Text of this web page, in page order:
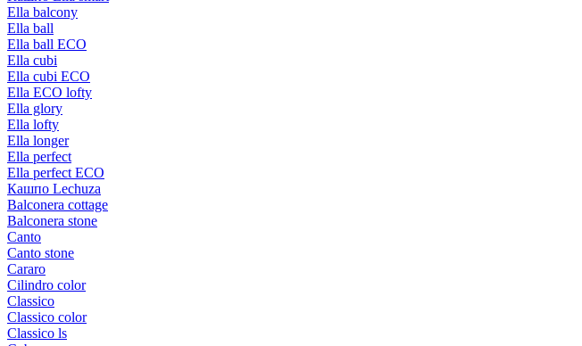
Ella balcony
Ella ball
Ella ball ECO
Ella cubi
Ella cubi ECO
Ella ECO lofty
Ella glory
Ella lofty
Ella longer
Ella perfect
Ella perfect ECO
Кашпо Lechuza
Balconera cottage
Balconera stone
Canto
Canto stone
Cararo
Cilindro color
Classico
Classico color
Classico ls